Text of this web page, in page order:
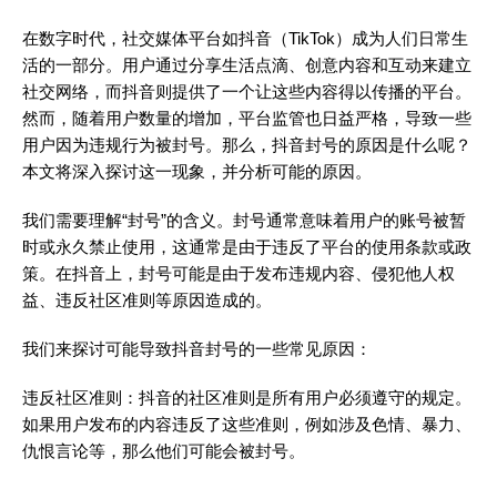
在数字时代，社交媒体平台如抖音（TikTok）成为人们日常生
活的一部分。用户通过分享生活点滴、创意内容和互动来建立
社交网络，而抖音则提供了一个让这些内容得以传播的平台。
然而，随着用户数量的增加，平台监管也日益严格，导致一些
用户因为违规行为被封号。那么，抖音封号的原因是什么呢？
本文将深入探讨这一现象，并分析可能的原因。
我们需要理解“封号”的含义。封号通常意味着用户的账号被暂
时或永久禁止使用，这通常是由于违反了平台的使用条款或政
策。在抖音上，封号可能是由于发布违规内容、侵犯他人权
益、违反社区准则等原因造成的。
我们来探讨可能导致抖音封号的一些常见原因：
违反社区准则：抖音的社区准则是所有用户必须遵守的规定。
如果用户发布的内容违反了这些准则，例如涉及色情、暴力、
仇恨言论等，那么他们可能会被封号。